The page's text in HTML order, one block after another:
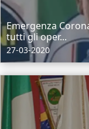
Emergenza
tutti gli oper...
27-03-2020